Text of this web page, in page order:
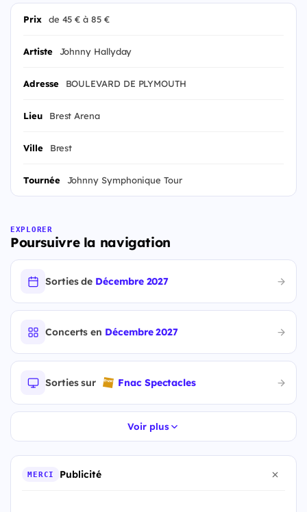
Prix de 45 € à 85 €
Artiste Johnny Hallyday
Adresse BOULEVARD DE PLYMOUTH
Lieu Brest Arena
Ville Brest
Tournée Johnny Symphonique Tour
EXPLORER
Poursuivre la navigation
Sorties de Décembre 2027
Concerts en Décembre 2027
Sorties sur Fnac Spectacles
Voir plus
MERCI Publicité